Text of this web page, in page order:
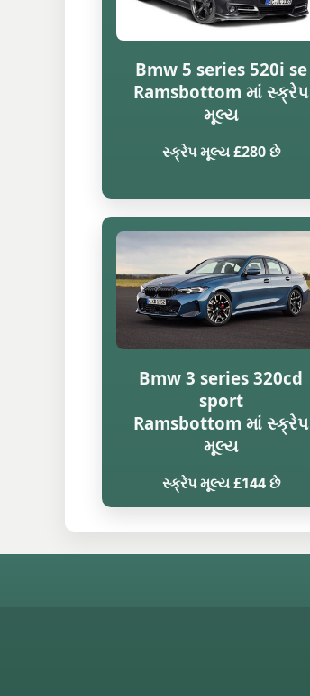
Bmw 5 series 520i se
Ramsbottom માં સ્ક્રેપ
મૂલ્ય
સ્ક્રેપ મૂલ્ય £280 છે
Bmw 3 series 320cd
sport
Ramsbottom માં સ્ક્રેપ
મૂલ્ય
સ્ક્રેપ મૂલ્ય £144 છે